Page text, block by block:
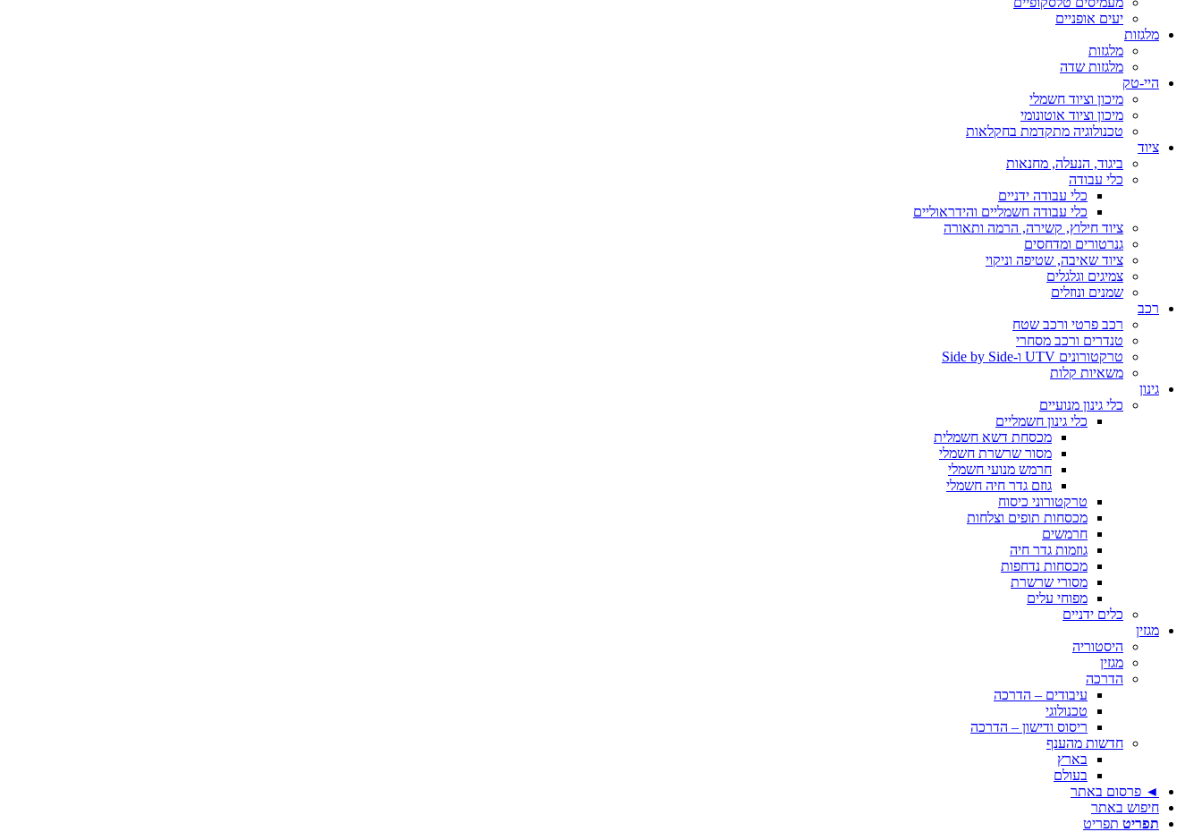
יעים אופניים
מלגזות
מלגזות
מלגזות שדה
היי-טק
מיכון וציוד חשמלי
מיכון וציוד אוטונומי
טכנולוגיה מתקדמת בחקלאות
ציוד
ביגוד, הנעלה, מחנאות
כלי עבודה
כלי עבודה ידניים
כלי עבודה חשמליים והידראוליים
ציוד חילוץ, קשירה, הרמה ותאורה
גנרטורים ומדחסים
ציוד שאיבה, שטיפה וניקוי
צמיגים וגלגלים
שמנים ונוזלים
רכב
רכב פרטי ורכב שטח
טנדרים ורכב מסחרי
טרקטורונים UTV ו-Side by Side
משאיות קלות
גינון
כלי גינון מנועיים
כלי גינון חשמליים
מכסחת דשא חשמלית
מסור שרשרת חשמלי
חרמש מנועי חשמלי
גוזם גדר חיה חשמלי
טרקטורוני כיסוח
מכסחות תופים וצלחות
חרמשים
גוזמות גדר חיה
מכסחות נדחפות
מסורי שרשרת
מפוחי עלים
כלים ידניים
מגזין
היסטוריה
מגזין
הדרכה
עיבודים – הדרכה
טכנולוגי
ריסוס ודישון – הדרכה
חדשות מהענף
בארץ
בעולם
◄ פרסום באתר
חיפוש באתר
תפריט תפריט